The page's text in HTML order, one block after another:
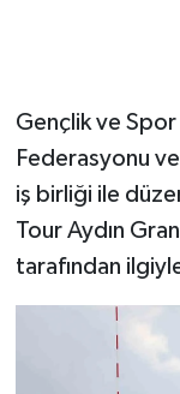
Gençlik ve Spor
Federasyonu
iş birliği ile
Tour Aydın
tarafından